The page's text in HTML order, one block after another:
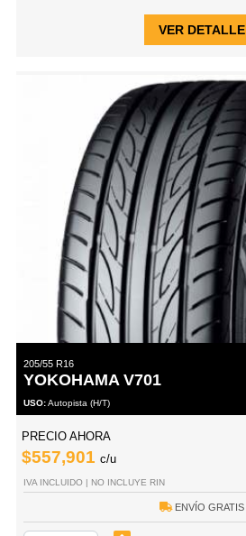
VER DETALLE
205/55 R16
YOKOHAMA V701
USO:Autopista (H/T)
PRECIO AHORA
$557,901 c/u
IVA INCLUIDO | NO INCLUYE RIN
ENVÍO GRATIS